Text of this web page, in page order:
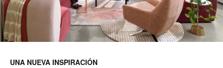
UNA NUEVA INSPIRACIÓN